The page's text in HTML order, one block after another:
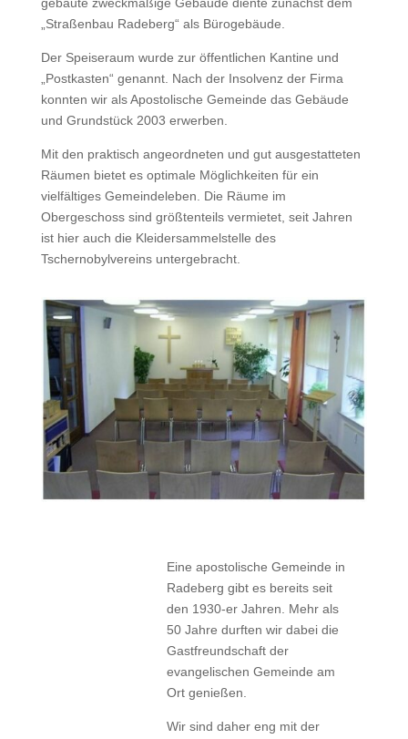
„Straßenbau Radeberg“ als Bürogebäude.
Der Speiseraum wurde zur öffentlichen Kantine und
„Postkasten“ genannt. Nach der Insolvenz der Firma
konnten wir als Apostolische Gemeinde das Gebäude
und Grundstück 2003 erwerben.
Mit den praktisch angeordneten und gut ausgestatteten
Räumen bietet es optimale Möglichkeiten für ein
vielfältiges Gemeindeleben. Die Räume im
Obergeschoss sind größtenteils vermietet, seit Jahren
ist hier auch die Kleidersammelstelle des
Tschernobylvereins untergebracht.
Eine apostolische Gemeinde in
Radeberg gibt es bereits seit
den 1930-er Jahren. Mehr als
50 Jahre durften wir dabei die
Gastfreundschaft der
evangelischen Gemeinde am
Ort genießen.
Wir sind daher eng mit der